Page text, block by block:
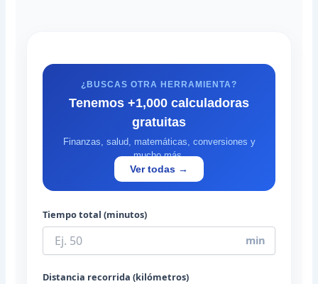
¿BUSCAS OTRA HERRAMIENTA?
Tenemos +1,000 calculadoras
gratuitas
Finanzas, salud, matemáticas, conversiones y
mucho más.
Ver todas →
Tiempo total (minutos)
min
Distancia recorrida (kilómetros)